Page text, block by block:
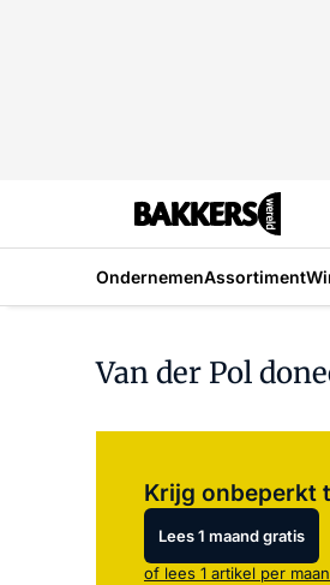
OndernemenAssortiment
Van der Pol
Krijg onbeperkt
Lees 1 maand gratis
of lees 1 artikel per